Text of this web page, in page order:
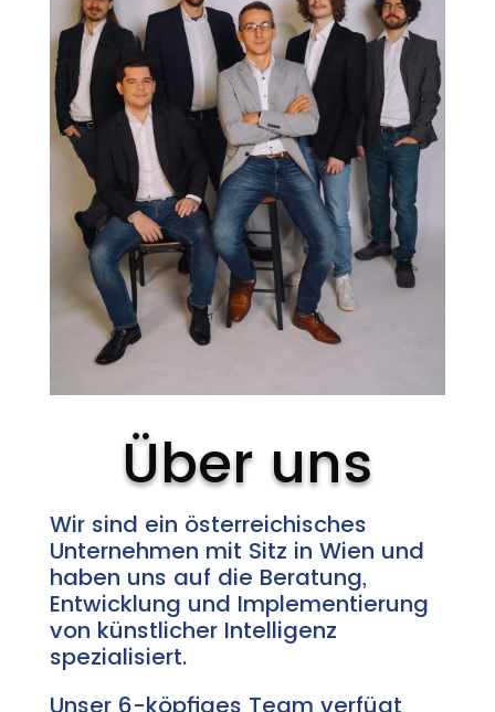
Über uns
Wir sind ein österreichisches
Unternehmen mit Sitz in Wien und
haben uns auf die Beratung,
Entwicklung und Implementierung
von künstlicher Intelligenz
spezialisiert.
Unser 6-köpfiges Team verfügt